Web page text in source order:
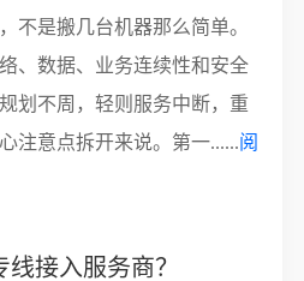
不是搬几台机器那么简单。
、数据、业务连续性和安全
划不周，轻则服务中断，重
注意点拆开来说。第一......阅
接入服务商？